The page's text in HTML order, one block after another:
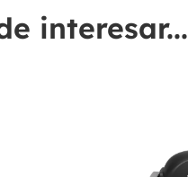
interesar...